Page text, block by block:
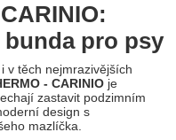
bunda pro psy
v těch nejmrazivějších
- CARINIO je
zastavit podzimním
design s
mazlíčka.